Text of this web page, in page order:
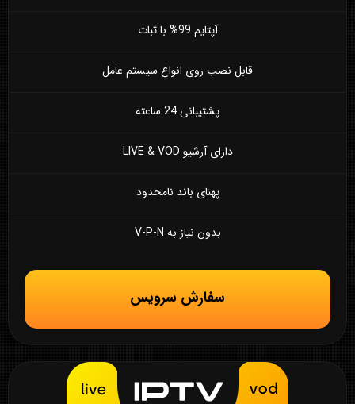
آپتایم 99% با ثبات
قابل نصب روی انواع سیستم عامل
پشتیبانی 24 ساعته
دارای آرشیو LIVE & VOD
پهنای باند نامحدود
بدون نیاز به V-P-N
سفارش سرویس